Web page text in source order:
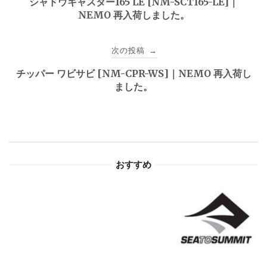
ゲ
NEMO 再入荷しました。
次の投稿 →
チッパー ワビサビ [NM-CPR-WS]｜NEMO 再入荷し
ました。
おすすめ